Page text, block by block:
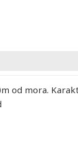
od mora.